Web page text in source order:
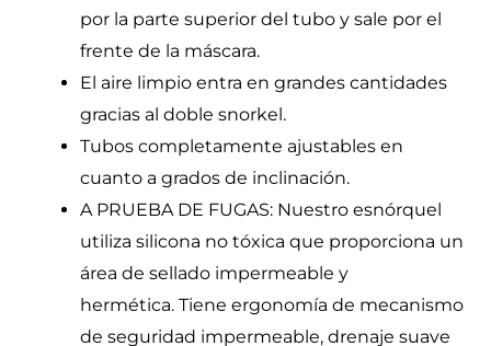
por la parte superior del tubo y sale por el
frente de la máscara.
El aire limpio entra en grandes cantidades
gracias al doble snorkel.
Tubos completamente ajustables en
cuanto a grados de inclinación.
A PRUEBA DE FUGAS: Nuestro esnórquel
utiliza silicona no tóxica que proporciona un
área de sellado impermeable y
hermética. Tiene ergonomía de mecanismo
de seguridad impermeable, drenaje suave